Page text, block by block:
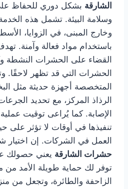
الشارقة بشكل دوري للحفاظ
وسلامة البيئة. تشمل هذه
وخارج المبنى، في الزوايا،
باستخدام مواد فعالة وآمنة.
القضاء على الحشرات النشطة
الحشرات التي قد تظهر لاحقًا.
المتخصصة أجهزة حديثة مثل
الرذاذ المركز، مع تحديد
الإصابة. كما يُراعى توقيت
تنفيذها في أوقات لا تؤثر على
العمل في الشركات. إن اختيار
حشرات الشارقة يعني حصولك
توفر لك حماية طويلة الأمد
الزاحفة والطائرة، وتجعل من